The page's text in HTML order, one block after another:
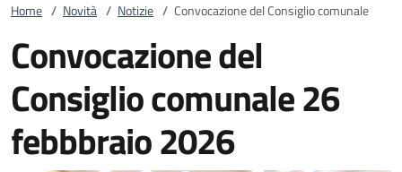
Home / Novità / Notizie / Convocazione del Consiglio comunale
Convocazione del
Consiglio comunale 26
febbbraio 2026